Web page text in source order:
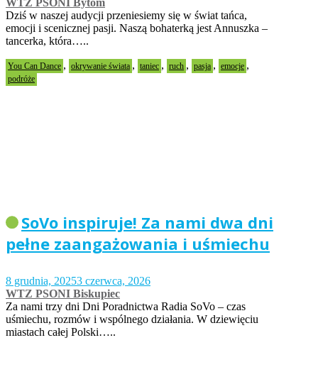
Dziś w naszej audycji przeniesiemy się w świat tańca,
emocji i scenicznej pasji. Naszą bohaterką jest Annuszka –
tancerka, która…..
You Can Dance , okrywanie świata , taniec , ruch , pasja , emocje ,
podróże
SoVo inspiruje! Za nami dwa dni
pełne zaangażowania i uśmiechu
8 grudnia, 20253 czerwca, 2026
WTZ PSONI Biskupiec
Za nami trzy dni Dni Poradnictwa Radia SoVo – czas
uśmiechu, rozmów i wspólnego działania. W dziewięciu
miastach całej Polski…..